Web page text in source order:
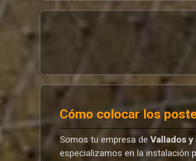
Cómo colocar los
Somos tu empresa deVallados
especializamos en la instalación